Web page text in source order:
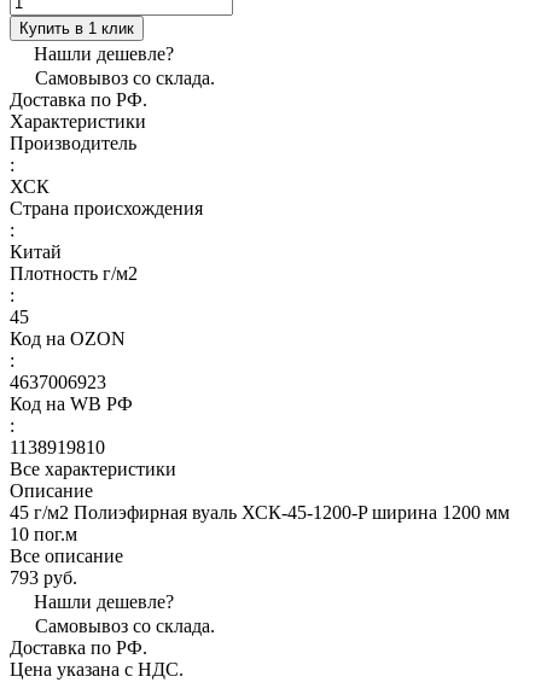
Купить в 1 клик
Нашли дешевле?
Самовывоз со склада.
Доставка по РФ.
Характеристики
Производитель
:
ХСК
Страна происхождения
:
Китай
Плотность г/м2
:
45
Код на OZON
:
4637006923
Код на WB РФ
:
1138919810
Все характеристики
Описание
45 г/м2 Полиэфирная вуаль ХСК-45-1200-P ширина 1200 мм
10 пог.м
Все описание
793 руб.
Нашли дешевле?
Самовывоз со склада.
Доставка по РФ.
Цена указана с НДС.